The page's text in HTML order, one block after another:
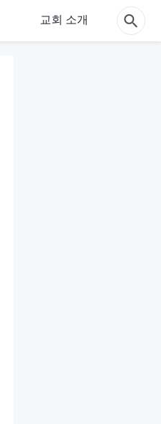
교회 소개